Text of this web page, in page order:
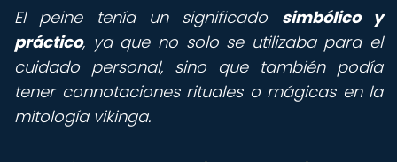
El peine tenía un significado simbólico y
práctico, ya que no solo se utilizaba para el
cuidado personal, sino que también podía
tener connotaciones rituales o mágicas en la
mitología vikinga.